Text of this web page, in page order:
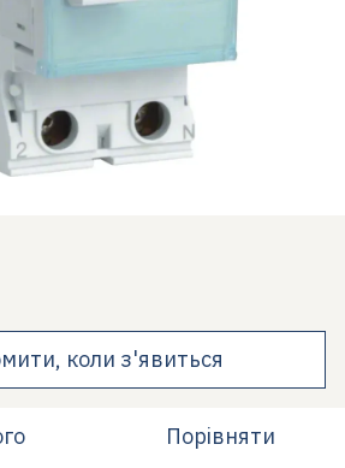
коли з'явиться
Порівняти